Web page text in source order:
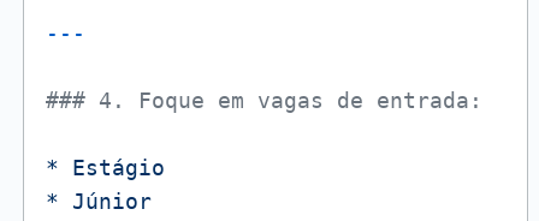
### 4. Foque em vagas de entrada:
*
Estágio
*
Júnior